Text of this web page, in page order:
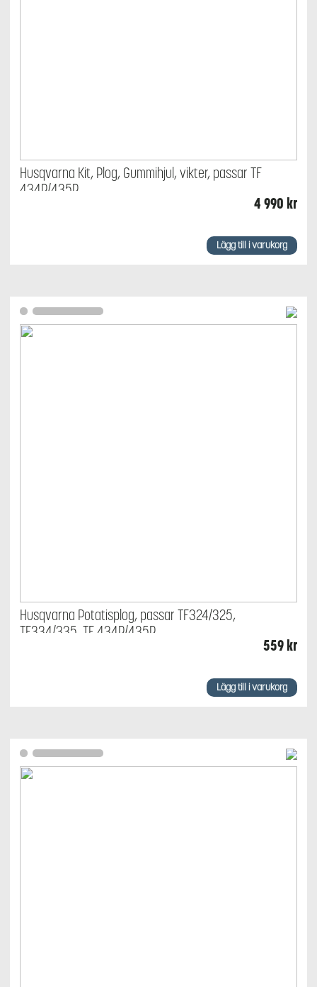
Husqvarna Kit, Plog, Gummihjul, vikter, passar TF
434P/435P
4 990 kr
Lägg till i varukorg
Husqvarna Potatisplog, passar TF324/325,
TF334/335, TF 434P/435P
559kr
Lägg till i varukorg